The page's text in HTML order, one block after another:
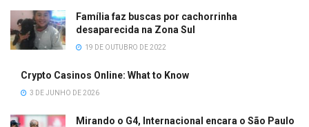
Família faz buscas por cachorrinha
desaparecida na Zona Sul
19 DE OUTUBRO DE 2022
Crypto Casinos Online: What to Know
3 DE JUNHO DE 2026
Mirando o G4, Internacional encara o São Paulo